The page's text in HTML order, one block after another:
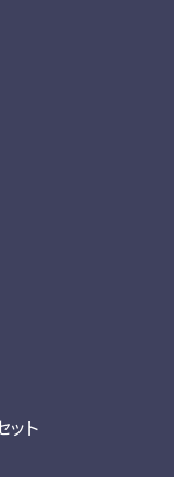
ット